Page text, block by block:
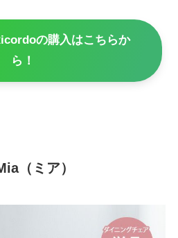
の購入はこちらか
ら！
（ミア）